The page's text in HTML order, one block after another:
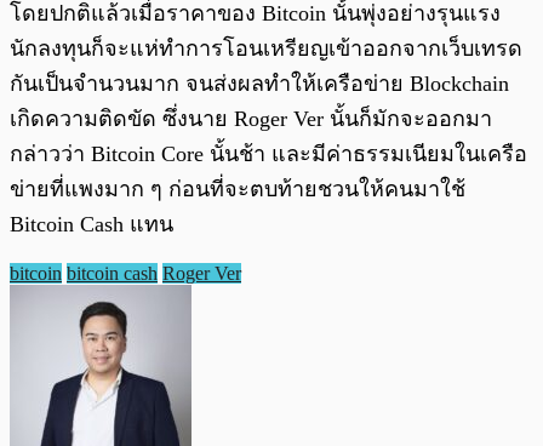
โดยปกติแล้วเมื่อราคาของ Bitcoin นั้นพุ่งอย่างรุนแรง
นักลงทุนก็จะแห่ทำการโอนเหรียญเข้าออกจากเว็บเทรด
กันเป็นจำนวนมาก จนส่งผลทำให้เครือข่าย Blockchain
เกิดความติดขัด ซึ่งนาย Roger Ver นั้นก็มักจะออกมา
กล่าวว่า Bitcoin Core นั้นช้า และมีค่าธรรมเนียมในเครือ
ข่ายที่แพงมาก ๆ ก่อนที่จะตบท้ายชวนให้คนมาใช้
Bitcoin Cash แทน
bitcoin bitcoin cash Roger Ver